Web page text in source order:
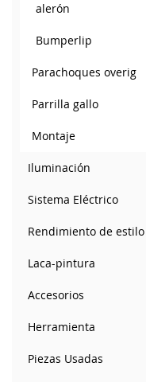
alerón
Bumperlip
Parachoques overig
Parrilla gallo
Montaje
Iluminación
Sistema Eléctrico
Rendimiento de estilo
Laca-pintura
Accesorios
Herramienta
Piezas Usadas